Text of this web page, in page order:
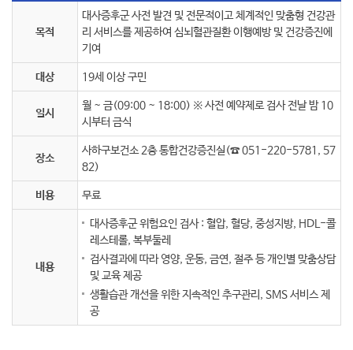
목적
대사증후군 사전 발견 및 전문적이고 체계적인 맞춤형 건강관
리 서비스를 제공하여 심뇌혈관질환 이행예방 및 건강증진에
기여
대상 19세 이상 구민
일시
월 ~ 금(09:00 ~ 18:00) ※ 사전 예약제로 검사 전날 밤 10
시부터 금식
장소
사하구보건소 2층 통합건강증진실(☎ 051-220-5781, 57
82)
비용 무료
내용
대사증후군 위험요인 검사 : 혈압, 혈당, 중성지방, HDL-콜
레스테롤, 복부둘레
검사결과에 따라 영양, 운동, 금연, 절주 등 개인별 맞춤상담
및 교육 제공
생활습관 개선을 위한 지속적인 추구관리, SMS 서비스 제
공